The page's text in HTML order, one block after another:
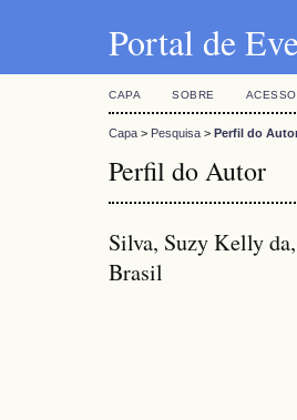
Portal de
CAPA SOBRE ACESSO
Capa > Pesquisa > Perfil do
Perfil do Autor
Silva, Suzy Kelly
Brasil